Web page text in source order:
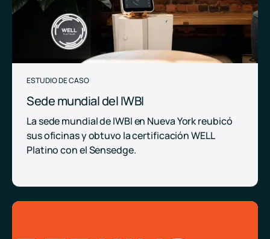
ESTUDIO DE CASO
Sede mundial del IWBI
La sede mundial de IWBI en Nueva York reubicó
sus oficinas y obtuvo la certificación WELL
Platino con el Sensedge.